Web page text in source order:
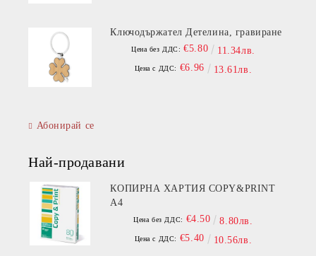
Ключодържател Детелина, гравиране
Цена без ДДС: €5.80 11.34лв.
Цена с ДДС: €6.96 13.61лв.
Абонирай се
Най-продавани
КОПИРНА ХАРТИЯ COPY&PRINT
A4
Цена без ДДС: €4.50 8.80лв.
Цена с ДДС: €5.40 10.56лв.